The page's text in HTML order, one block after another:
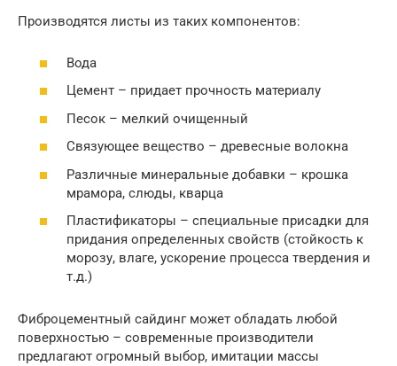
Производятся листы из таких компонентов:
Вода
Цемент – придает прочность материалу
Песок – мелкий очищенный
Связующее вещество – древесные волокна
Различные минеральные добавки – крошка
мрамора, слюды, кварца
Пластификаторы – специальные присадки для
придания определенных свойств (стойкость к
морозу, влаге, ускорение процесса твердения и
т.д.)
Фиброцементный сайдинг может обладать любой
поверхностью – современные производители
предлагают огромный выбор, имитации массы